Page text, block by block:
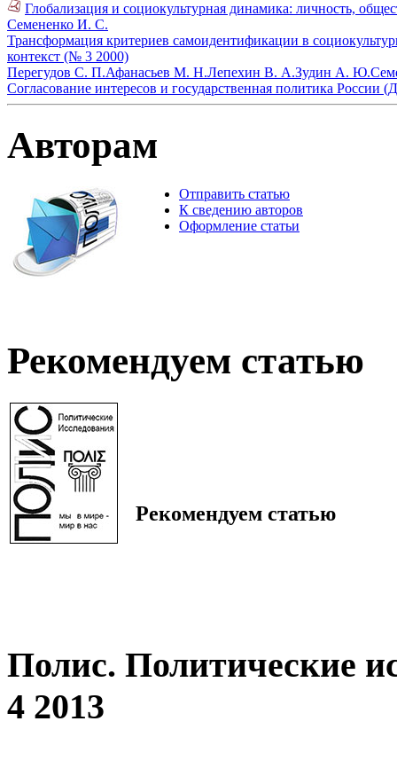
Глобализация и социокультурная динамика: личность,
Семененко И. С.
Трансформация критериев самоидентификации в
контекст (№ 3 2000)
Перегудов С. П.Афанасьев М. Н.Лепехин В. А.Зудин А. Ю.
Согласование интересов и государственная политика России
Авторам
Отправить статью
К сведению авторов
Оформление статьи
Рекомендуем статью
Рекомендуем статью
Полис. Политические
4 2013